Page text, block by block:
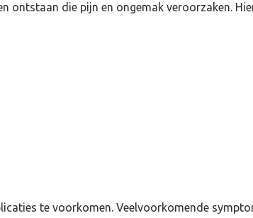
die pijn en ongemak veroorzaken.
te voorkomen. Veelvoorkomende